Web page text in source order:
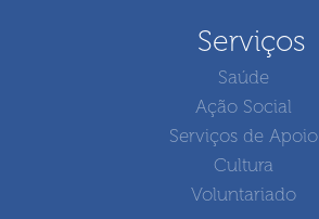
Serviços
Saúde
Ação Social
Serviços de Apoio
Cultura
Voluntariado